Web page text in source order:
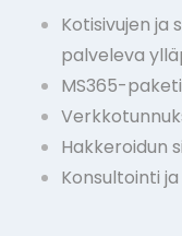
Kotisivujen ja
palveleva
MS365-
Hakkeroidun
Konsultointi